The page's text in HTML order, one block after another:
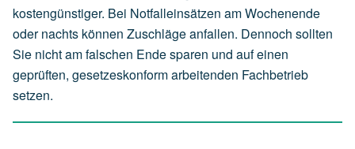
kostengünstiger. Bei Notfalleinsätzen am Wochenende
oder nachts können Zuschläge anfallen. Dennoch sollten
Sie nicht am falschen Ende sparen und auf einen
geprüften, gesetzeskonform arbeitenden Fachbetrieb
setzen.